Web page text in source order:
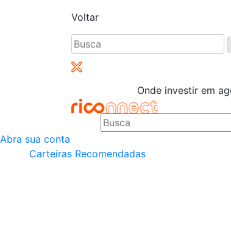
Voltar
Pesquisar
por:
Onde investir em
Abra sua conta
Carteiras Recomendadas